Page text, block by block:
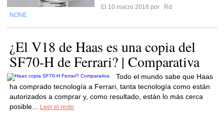
El 10 marzo 2018 por
Rd
NONE
¿El V18 de Haas es una copia del
SF70-H de Ferrari? | Comparativa
Todo el mundo sabe que Haas
ha comprado tecnología a Ferrari, tanta tecnología como están
autorizados a comprar y, como resultado, están lo más cerca
posible...
Leer el resto